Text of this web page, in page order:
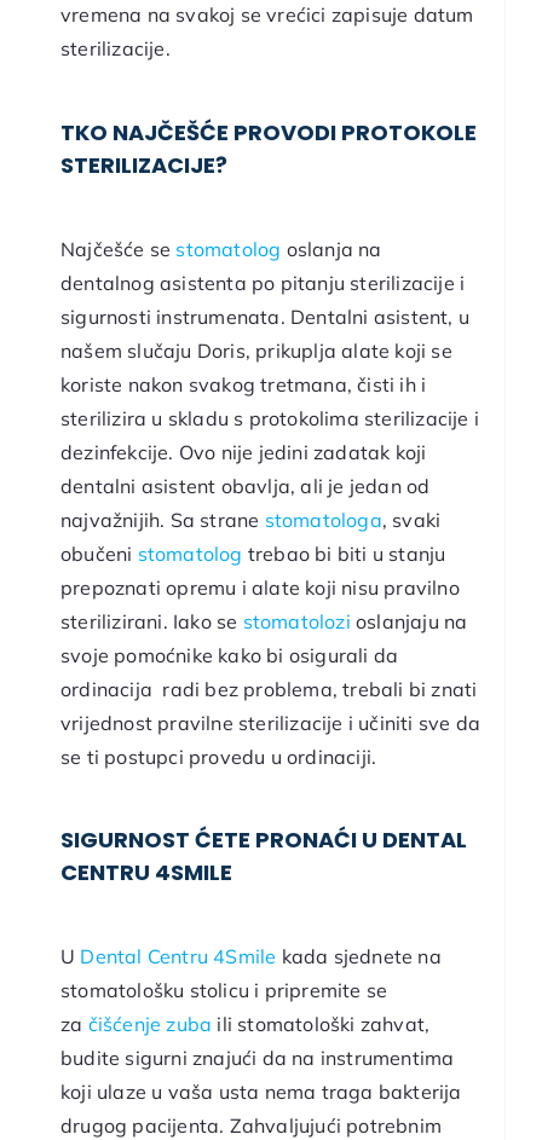
vremena na svakoj se vrećici zapisuje datum
sterilizacije.
TKO NAJČEŠĆE PROVODI PROTOKOLE
STERILIZACIJE?
Najčešće se stomatolog oslanja na
dentalnog asistenta po pitanju sterilizacije i
sigurnosti instrumenata. Dentalni asistent, u
našem slučaju Doris, prikuplja alate koji se
koriste nakon svakog tretmana, čisti ih i
sterilizira u skladu s protokolima sterilizacije i
dezinfekcije. Ovo nije jedini zadatak koji
dentalni asistent obavlja, ali je jedan od
najvažnijih. Sa strane stomatologa, svaki
obučeni stomatolog trebao bi biti u stanju
prepoznati opremu i alate koji nisu pravilno
sterilizirani. Iako se stomatolozi oslanjaju na
svoje pomoćnike kako bi osigurali da
ordinacija radi bez problema, trebali bi znati
vrijednost pravilne sterilizacije i učiniti sve da
se ti postupci provedu u ordinaciji.
SIGURNOST ĆETE PRONAĆI U DENTAL
CENTRU 4SMILE
U Dental Centru 4Smile kada sjednete na
stomatološku stolicu i pripremite se
za čišćenje zuba ili stomatološki zahvat,
budite sigurni znajući da na instrumentima
koji ulaze u vaša usta nema traga bakterija
drugog pacijenta. Zahvaljujući potrebnim